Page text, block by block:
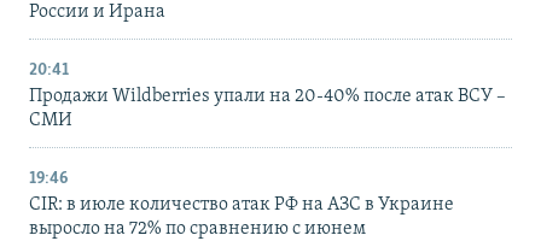
России и Ирана
20:41
Продажи Wildberries упали на 20-40% после атак ВСУ –
СМИ
19:46
CIR: в июле количество атак РФ на АЗС в Украине
выросло на 72% по сравнению с июнем